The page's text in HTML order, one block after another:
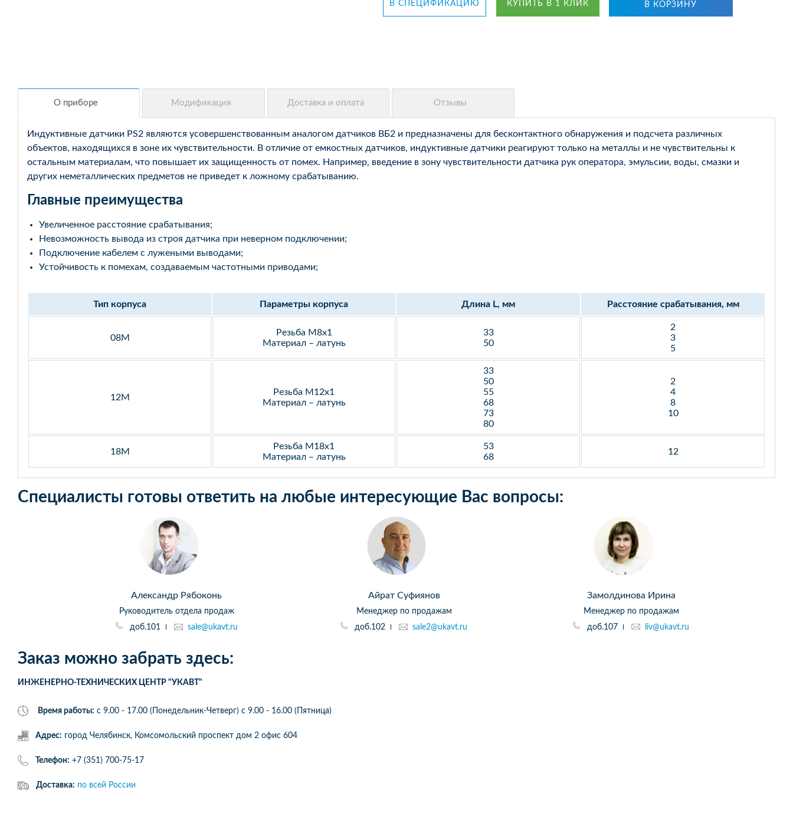
В СПЕЦИФИКАЦИЮ КУПИТЬ В 1 КЛИК В КОРЗИНУ
Индуктивные датчики PS2 являются усовершенствованным аналогом датчиков ВБ2 и предназначены для бесконтактного обнаружения и подсчета различных
объектов, находящихся в зоне их чувствительности. В отличие от емкостных датчиков, индуктивные датчики реагируют только на металлы и не чувствительны к
остальным материалам, что повышает их защищенность от помех. Например, введение в зону чувствительности датчика рук оператора, эмульсии, воды, смазки и
других неметаллических предметов не приведет к ложному срабатыванию.
Главные преимущества
Увеличенное расстояние срабатывания;
Невозможность вывода из строя датчика при неверном подключении;
Подключение кабелем с лужеными выводами;
Устойчивость к помехам, создаваемым частотными приводами;
Тип корпуса Параметры корпуса Длина L, мм Расстояние срабатывания, мм
08M
Резьба М8х1
Материал – латунь
33
50
2
3
5
12M
Резьба М12х1
Материал – латунь
33
50
55
68
73
80
2
4
8
10
18М
Резьба М18х1
Материал – латунь
53
68
12
Специалисты готовы ответить на любые интересующие Вас вопросы:
Александр Рябоконь
Руководитель отдела продаж
доб.101
sale@ukavt.ru
Айрат Суфиянов
Менеджер по продажам
доб.102
sale2@ukavt.ru
Замолдинова Ирина
Менеджер по продажам
доб.107
liv@ukavt.ru
Заказ можно забрать здесь:
ИНЖЕНЕРНО-ТЕХНИЧЕСКИХ ЦЕНТР "УКАВТ"
Время работы: с 9.00 - 17.00 (Понедельник-Четверг) c 9.00 - 16.00 (Пятница)
Адрес: город Челябинск, Комсомольский проспект дом 2 офис 604
Телефон: +7 (351) 700-75-17
Доставка: по всей России